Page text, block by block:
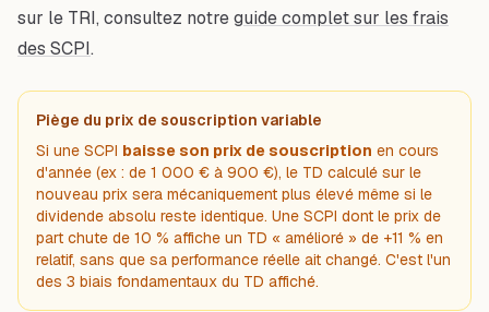
sur le TRI, consultez notreguide complet sur les frais
des SCPI.
Piège du prix de souscription variable
Si une SCPI baisse son prix de souscription en cours
d'année (ex : de 1 000 € à 900 €), le TD calculé sur le
nouveau prix sera mécaniquement plus élevé même si le
dividende absolu reste identique. Une SCPI dont le prix de
part chute de 10 % affiche un TD « amélioré » de +11 % en
relatif, sans que sa performance réelle ait changé. C'est l'un
des 3 biais fondamentaux du TD affiché.